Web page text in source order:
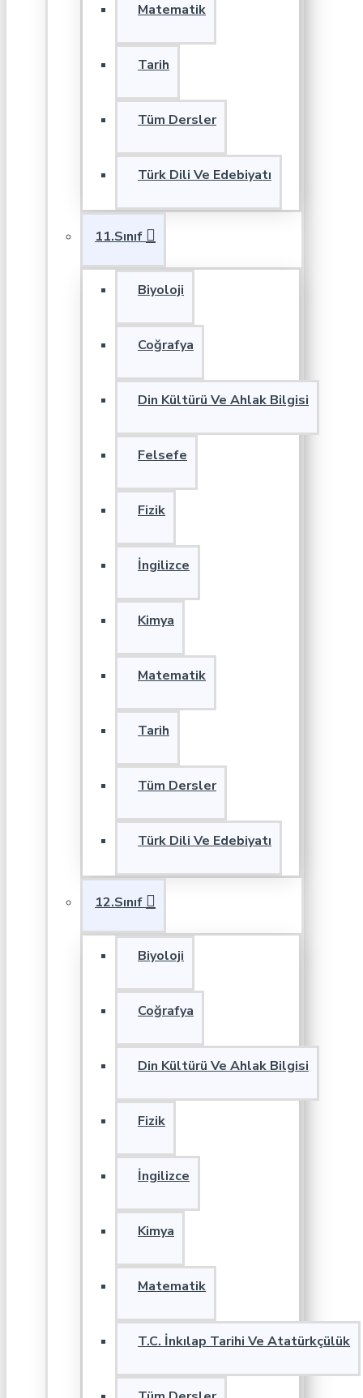
Matematik
Tarih
Tüm Dersler
Türk Dili Ve Edebiyatı
11.Sınıf
Biyoloji
Coğrafya
Din Kültürü Ve Ahlak Bilgisi
Felsefe
Fizik
İngilizce
Kimya
Matematik
Tarih
Tüm Dersler
Türk Dili Ve Edebiyatı
12.Sınıf
Biyoloji
Coğrafya
Din Kültürü Ve Ahlak Bilgisi
Fizik
İngilizce
Kimya
Matematik
T.C. İnkılap Tarihi Ve Atatürkçülük